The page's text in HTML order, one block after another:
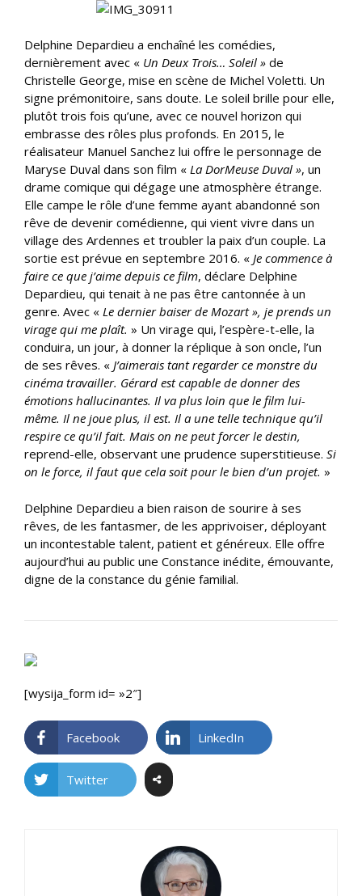
Delphine Depardieu a enchaîné les comédies,
dernièrement avec « Un Deux Trois… Soleil » de
Christelle George, mise en scène de Michel Voletti. Un
signe prémonitoire, sans doute. Le soleil brille pour elle,
plutôt trois fois qu’une, avec ce nouvel horizon qui
embrasse des rôles plus profonds. En 2015, le
réalisateur Manuel Sanchez lui offre le personnage de
Maryse Duval dans son film « La DorMeuse Duval », un
drame comique qui dégage une atmosphère étrange.
Elle campe le rôle d’une femme ayant abandonné son
rêve de devenir comédienne, qui vient vivre dans un
village des Ardennes et troubler la paix d’un couple. La
sortie est prévue en septembre 2016. « Je commence à
faire ce que j’aime depuis ce film, déclare Delphine
Depardieu, qui tenait à ne pas être cantonnée à un
genre. Avec « Le dernier baiser de Mozart », je prends un
virage qui me plaît. » Un virage qui, l’espère-t-elle, la
conduira, un jour, à donner la réplique à son oncle, l’un
de ses rêves. « J’aimerais tant regarder ce monstre du
cinéma travailler. Gérard est capable de donner des
émotions hallucinantes. Il va plus loin que le film lui-
même. Il ne joue plus, il est. Il a une telle technique qu’il
respire ce qu’il fait. Mais on ne peut forcer le destin,
reprend-elle, observant une prudence superstitieuse. Si
on le force, il faut que cela soit pour le bien d’un projet. »
Delphine Depardieu a bien raison de sourire à ses
rêves, de les fantasmer, de les apprivoiser, déployant
un incontestable talent, patient et généreux. Elle offre
aujourd’hui au public une Constance inédite, émouvante,
digne de la constance du génie familial.
[wysija_form id= »2″]
Facebook LinkedIn
Twitter